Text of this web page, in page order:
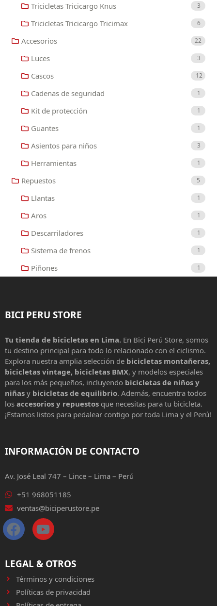
Tricicletas Tricicargo Knus 3
Tricicletas Tricicargo Tricimax 6
Accesorios 22
Luces 3
Cascos 12
Cadenas de seguridad 1
Kit de protección 1
Guantes 1
Asientos para niños 3
Herramientas 1
Repuestos 5
Llantas 1
Aros 1
Descarriladores 1
Sistema de frenos 1
Piñones 1
BICI PERU STORE
Tu tienda de bicicletas en Lima. En Bici Perú Store, somos
tu destino principal para todo lo relacionado con el ciclismo.
Explora nuestra amplia selección de bicicletas montañeras,
bicicletas vintage, bicicletas BMX, y modelos especiales
para los más pequeños, incluyendo bicicletas de niños y
niñas y bicicletas de equilibrio. Además, encuentra todos
los accesorios y repuestos que necesitas para tu bicicleta.
¡Estamos listos para pedalear contigo por toda Lima y el Perú!
INFORMACIÓN DE CONTACTO
Av. José Leal 747 – Lince – Lima – Perú
+51 968051185
ventas@biciperustore.pe
LEGAL & OTROS
Términos y condiciones
Políticas de privacidad